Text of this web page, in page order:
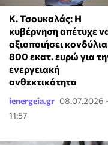
Κ. Τσουκαλάς: Η
κυβέρνηση απέτυχε
αξιοποιήσει κονδύλια
800 εκατ. ευρώ για
ενεργειακή
ανθεκτικότητα
ienergeia.gr 08.07.2026 -
11:57